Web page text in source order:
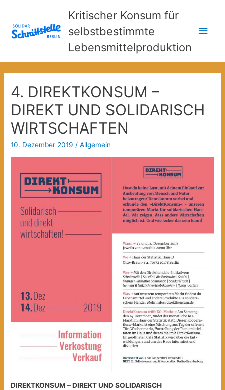
Kritischer Konsum für
selbstbestimmte
Lebensmittelproduktion
4. DIREKTKONSUM –
DIREKT UND SOLIDARISCH
WIRTSCHAFTEN
10. Dezember 2019 /Allgemein
DIREKTKONSUM – DIREKT UND SOLIDARISCH